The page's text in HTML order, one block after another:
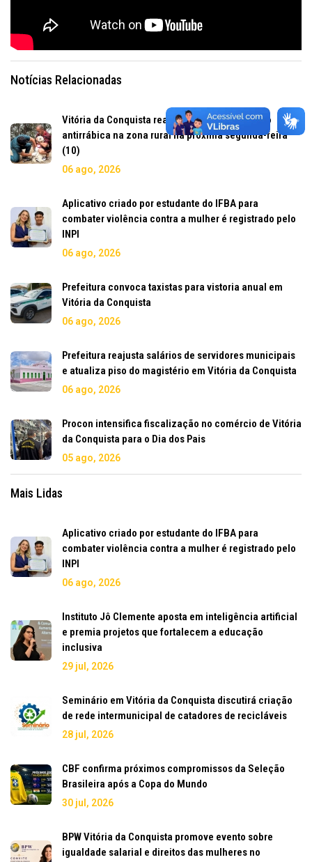
Notícias Relacionadas
Vitória da Conquista realiza Dia D de vacinação
antirrábica na zona rural na próxima segunda-feira
(10)
06 ago, 2026
Aplicativo criado por estudante do IFBA para
combater violência contra a mulher é registrado pelo
INPI
06 ago, 2026
Prefeitura convoca taxistas para vistoria anual em
Vitória da Conquista
06 ago, 2026
Prefeitura reajusta salários de servidores municipais
e atualiza piso do magistério em Vitória da Conquista
06 ago, 2026
Procon intensifica fiscalização no comércio de Vitória
da Conquista para o Dia dos Pais
05 ago, 2026
Mais Lidas
Aplicativo criado por estudante do IFBA para
combater violência contra a mulher é registrado pelo
INPI
06 ago, 2026
Instituto Jô Clemente aposta em inteligência artificial
e premia projetos que fortalecem a educação
inclusiva
29 jul, 2026
Seminário em Vitória da Conquista discutirá criação
de rede intermunicipal de catadores de recicláveis
28 jul, 2026
CBF confirma próximos compromissos da Seleção
Brasileira após a Copa do Mundo
30 jul, 2026
BPW Vitória da Conquista promove evento sobre
igualdade salarial e direitos das mulheres no